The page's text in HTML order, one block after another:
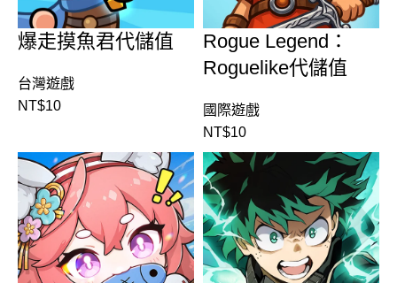
爆走摸魚君代儲值
台灣遊戲
NT$10
Rogue Legend：
Roguelike代儲值
國際遊戲
NT$10